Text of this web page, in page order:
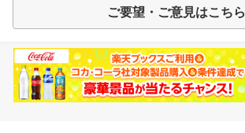
ご要望・ご意見はこちら